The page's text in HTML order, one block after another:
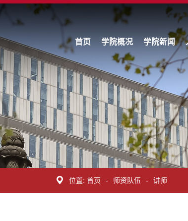
首页 学院概况 学院新闻
位置: 首页 - 师资队伍 - 讲师